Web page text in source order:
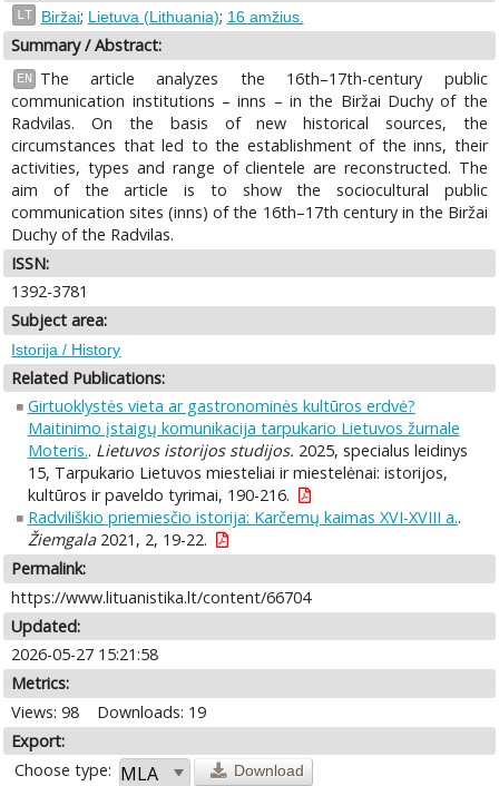
LT Biržai; Lietuva (Lithuania); 16 amžius.
Summary / Abstract:
EN
The article analyzes the 16th–17th-century public
communication institutions – inns – in the Biržai Duchy of the
Radvilas. On the basis of new historical sources, the
circumstances that led to the establishment of the inns, their
activities, types and range of clientele are reconstructed. The
aim of the article is to show the sociocultural public
communication sites (inns) of the 16th–17th century in the Biržai
Duchy of the Radvilas.
ISSN:
1392-3781
Subject area:
Istorija / History
Related Publications:
Girtuoklystės vieta ar gastronominės kultūros erdvė?
Maitinimo įstaigų komunikacija tarpukario Lietuvos žurnale
Moteris.. Lietuvos istorijos studijos. 2025, specialus leidinys
15, Tarpukario Lietuvos miesteliai ir miestelėnai: istorijos,
kultūros ir paveldo tyrimai, 190-216.
Radviliškio priemiesčio istorija: Karčemų kaimas XVI-XVIII a..
Žiemgala2021, 2, 19-22.
Permalink:
https://www.lituanistika.lt/content/66704
Updated:
2026-05-27 15:21:58
Metrics:
Views: 98
Downloads: 19
Export:
Choose type:
Download